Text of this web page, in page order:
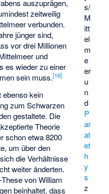
s/
M
itt
el
m
e
er
u
n
d
P
ar
at
et
h
y
s
z
auszuprägen,
zeitweilig
verbunden.
jünger sind,
vor drei Millionen
und
es wieder zu einer
sein muss.[16]
ebenso kein
zum Schwarzen
gestaltete. Die
Theorie
schon etwa 8200
um über den
die Verhältnisse
weiter änderten.
-These vonWilliam
beinhaltet, dass